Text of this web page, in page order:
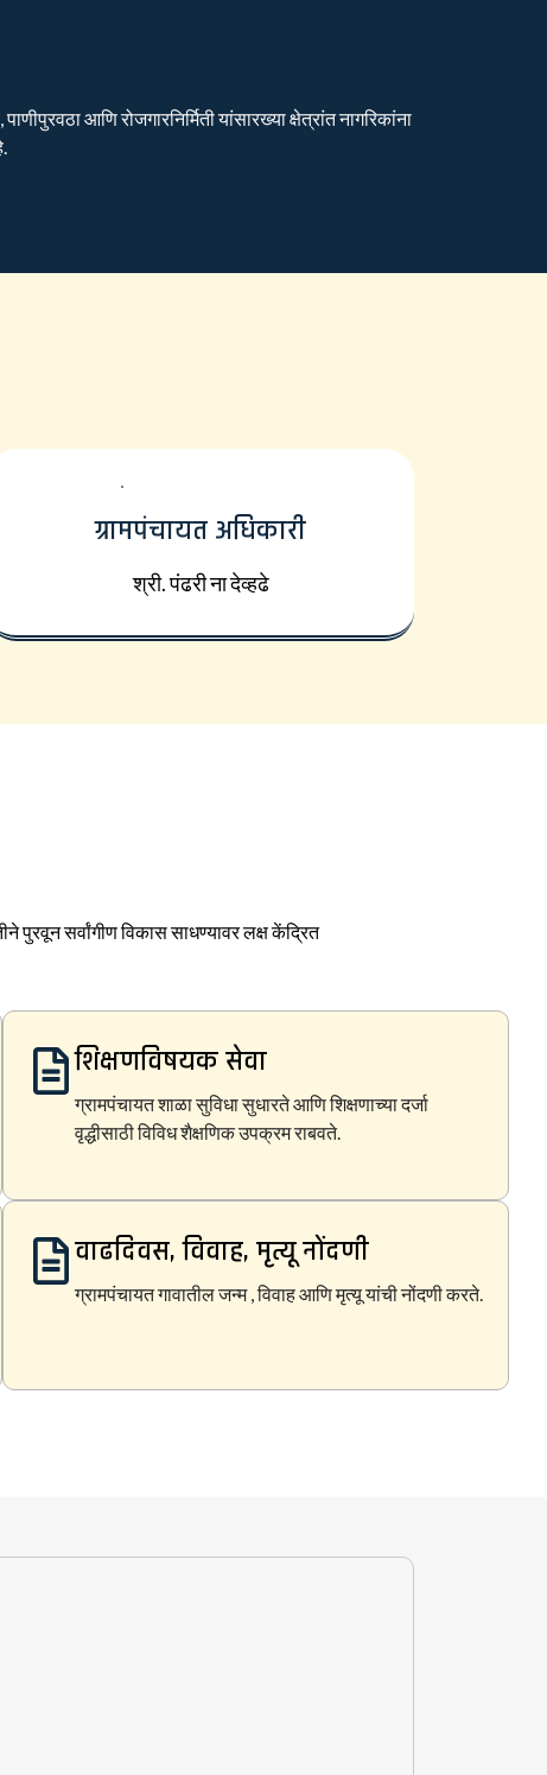
आणि रोजगारनिर्मिती यांसारख्या क्षेत्रांत नागरिकांना
ग्रामपंचायत अधिकारी
श्री. पंढरी ना देव्हढे
पुरवून सर्वांगीण विकास साधण्यावर लक्ष केंद्रित
शिक्षणविषयक सेवा
ग्रामपंचायत शाळा सुविधा सुधारते आणि शिक्षणाच्या दर्जा
वृद्धीसाठी विविध शैक्षणिक उपक्रम राबवते.
वाढदिवस, विवाह, मृत्यू नोंदणी
ग्रामपंचायत गावातील जन्म , विवाह आणि मृत्यू यांची नोंदणी करते.